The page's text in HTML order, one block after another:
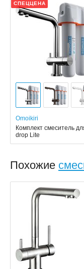
СПЕЦЦЕНА
Omoikiri
Комплект смеситель
drop Lite
Похожие